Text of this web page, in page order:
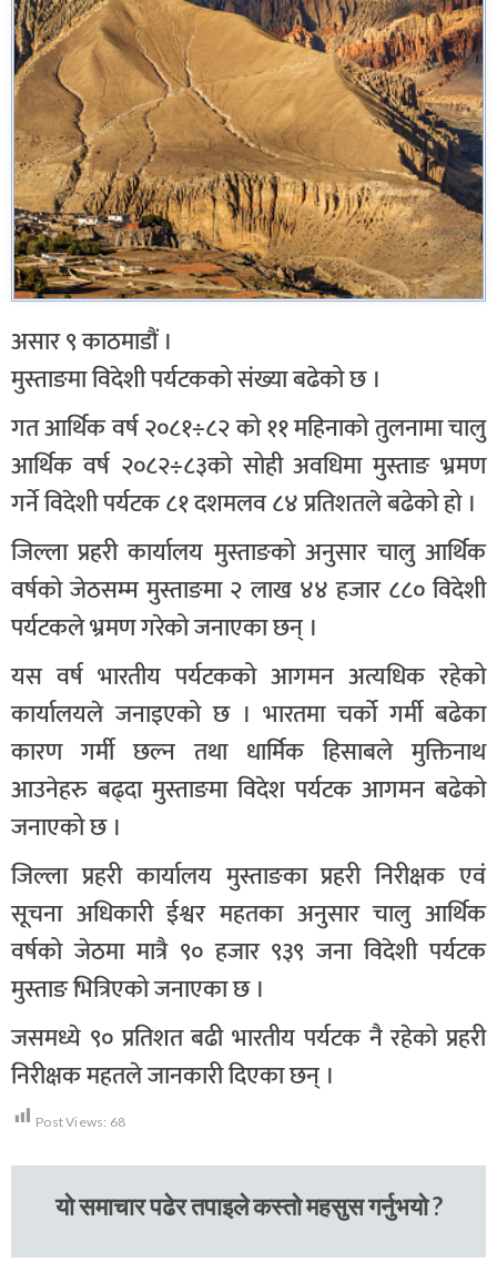
असार ९ काठमाडौं ।
मुस्ताङमा विदेशी पर्यटकको संख्या बढेको छ ।
गत आर्थिक वर्ष २०८१÷८२ को ११ महिनाको तुलनामा चालु
आर्थिक वर्ष २०८२÷८३को सोही अवधिमा मुस्ताङ भ्रमण
गर्ने विदेशी पर्यटक ८१ दशमलव ८४ प्रतिशतले बढेको हो ।
जिल्ला प्रहरी कार्यालय मुस्ताङको अनुसार चालु आर्थिक
वर्षको जेठसम्म मुस्ताङमा २ लाख ४४ हजार ८८० विदेशी
पर्यटकले भ्रमण गरेको जनाएका छन् ।
यस वर्ष भारतीय पर्यटकको आगमन अत्यधिक रहेको
कार्यालयले जनाइएको छ । भारतमा चर्को गर्मी बढेका
कारण गर्मी छल्न तथा धार्मिक हिसाबले मुक्तिनाथ
आउनेहरु बढ्दा मुस्ताङमा विदेश पर्यटक आगमन बढेको
जनाएको छ ।
जिल्ला प्रहरी कार्यालय मुस्ताङका प्रहरी निरीक्षक एवं
सूचना अधिकारी ईश्वर महतका अनुसार चालु आर्थिक
वर्षको जेठमा मात्रै ९० हजार ९३९ जना विदेशी पर्यटक
मुस्ताङ भित्रिएको जनाएका छ ।
जसमध्ये ९० प्रतिशत बढी भारतीय पर्यटक नै रहेको प्रहरी
निरीक्षक महतले जानकारी दिएका छन् ।
Post Views: 68
यो समाचार पढेर तपाइले कस्तो महसुस गर्नुभयो ?